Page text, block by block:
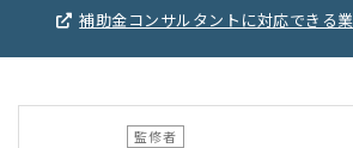
補助金コンサルタントに対応できる
監修者